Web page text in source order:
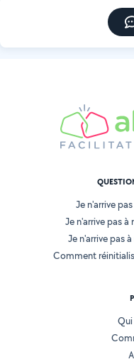
Je n'arrive
Je n'arrive pas
Je n'arrive pas
Comment